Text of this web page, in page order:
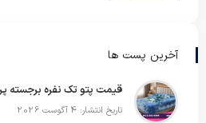
آخرین پست ها
تاریخ انتشار: 4 آگوست 2026